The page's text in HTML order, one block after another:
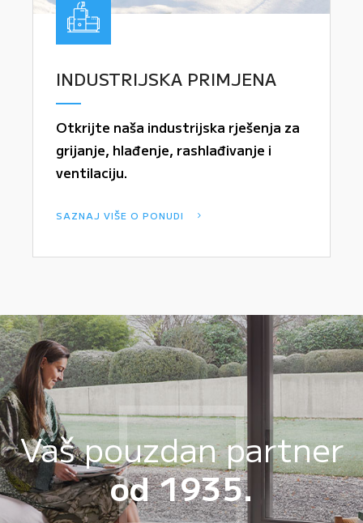
INDUSTRIJSKA PRIMJENA
Otkrijte naša industrijska rješenja za
grijanje, hlađenje, rashlađivanje i
ventilaciju.
SAZNAJ VIŠE O PONUDI
Vaš pouzdan partner
od 1935.